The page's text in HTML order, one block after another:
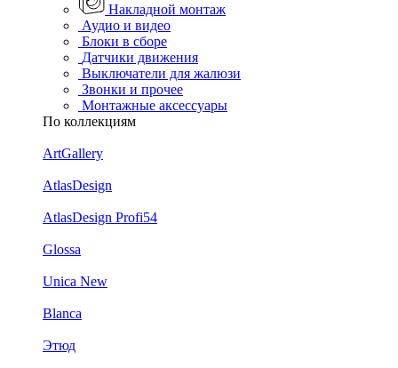
Накладной монтаж
Аудио и видео
Блоки в сборе
Датчики движения
Выключатели для жалюзи
Звонки и прочее
Монтажные аксессуары
По коллекциям
ArtGallery
AtlasDesign
AtlasDesign Profi54
Glossa
Unica New
Blanca
Этюд